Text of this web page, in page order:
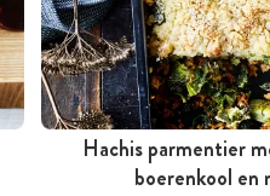
Tussen 30 minuten en 1
Hachis parmentier
boerenkool en